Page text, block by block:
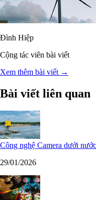
Đình Hiệp
Cộng tác viên bài viết
Xem thêm bài viết →
Bài viết liên quan
Công nghệ Camera dưới nước
29/01/2026